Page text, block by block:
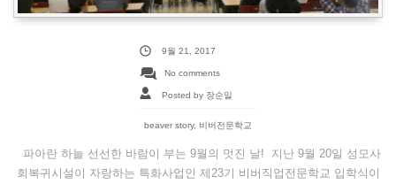
9월 21, 2017
No comments
Posted by 장순일
beaver story, 비버전문학교
파아란 하늘 선선한 바람이 부는 9월의 멋진 날! 지난 9월 20일 성모사
회복귀시설이 자랑하는 특화사업인 제23기 비버직업전문학교 입학식이